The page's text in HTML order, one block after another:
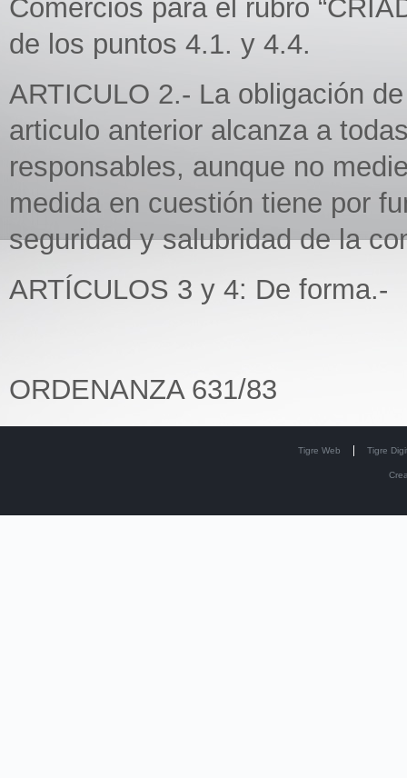
Comercios para el rubro
de los puntos 4.1. y 4.4.
ARTICULO 2.- La obligación
articulo anterior alcanza a
responsables, aunque no
medida en cuestión tiene por
seguridad y salubridad de la
ARTÍCULOS 3 y 4: De forma.-
ORDENANZA 631/83
Tigre Web Tigre